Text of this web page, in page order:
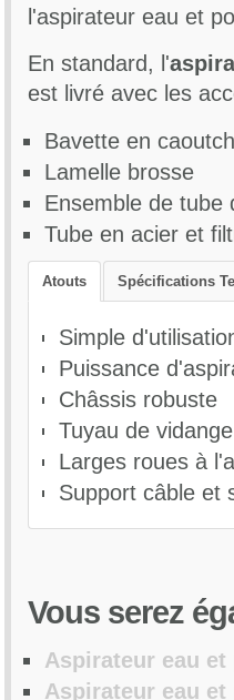
l'aspirateur eau et
En standard, l'
est livré avec les
Bavette en
Lamelle brosse
Ensemble de tube
Tube en acier et
Atouts Spécifications
Simple
Puissance
Châssis robuste
Tuyau de vidange
Larges roues à
Support câble et
Capacité de la cuve : 55 l
Niveau sonore : 78
Tension : 220-240 volts
Fréquence : 50-60 Hz
Puissance : 2000 Watts
Moteur d'aspiration : 2
Vacuum (MMH2O) :
Débt d'air : 3115 l/min
Longeur du câble
Couleur du câble
Poids (hors
Dimensions (L x l x h) :
Brosse ronde Ø 38mm
Embout pour moquette
Ensemble de tube
Filtre à poussière (réf.
Bavette en caoutchouc
Lamelle Brosse (réf.
Chariot avec suceur fixe
Vous serez
Aspirateur eau et
Aspirateur eau et